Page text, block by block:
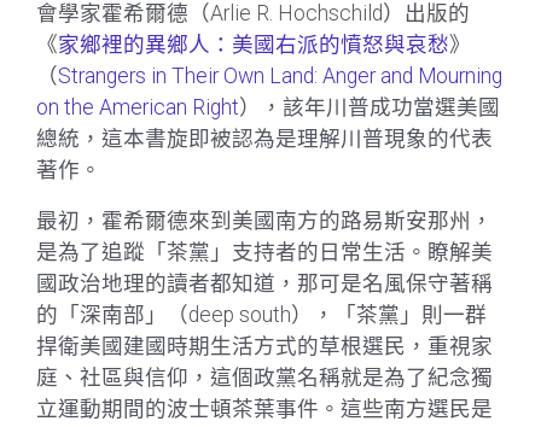
會學家霍希爾德（Arlie R. Hochschild）出版的
《家鄉裡的異鄉人：美國右派的憤怒與哀愁》
（Strangers in Their Own Land: Anger and Mourning
on the American Right），該年川普成功當選美國
總統，這本書旋即被認為是理解川普現象的代表
著作。
最初，霍希爾德來到美國南方的路易斯安那州，
是為了追蹤「茶黨」支持者的日常生活。瞭解美
國政治地理的讀者都知道，那可是名風保守著稱
的「深南部」（deep south），「茶黨」則一群
捍衛美國建國時期生活方式的草根選民，重視家
庭、社區與信仰，這個政黨名稱就是為了紀念獨
立運動期間的波士頓茶葉事件。這些南方選民是